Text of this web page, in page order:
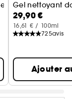
Gel nettoyant
29,90 €
16,61 € / 100ml
725avis
Ajouter